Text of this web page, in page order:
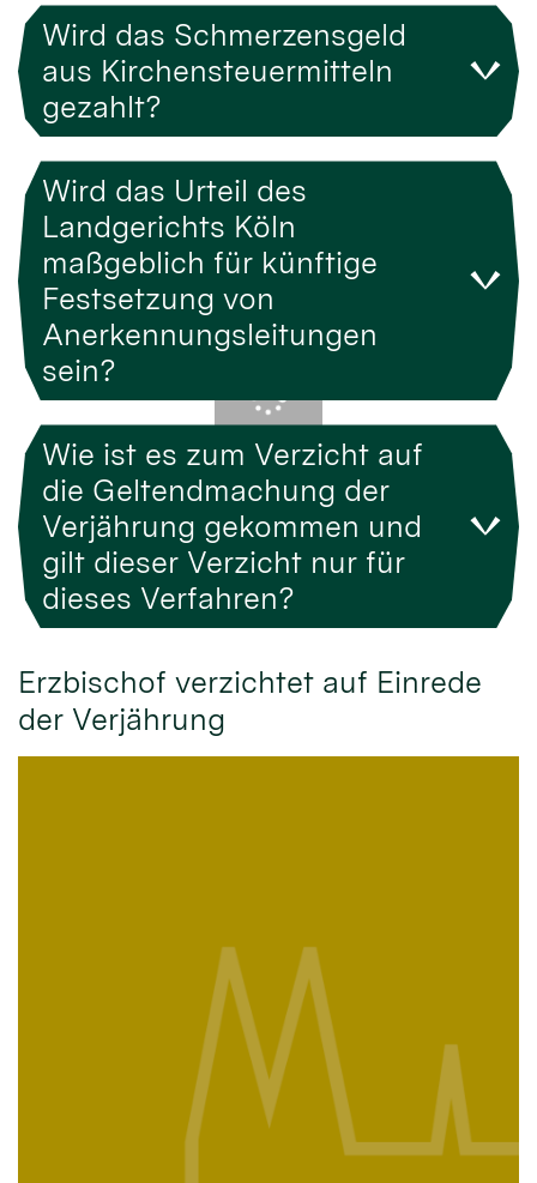
Wird das Schmerzensgeld
aus Kirchensteuermitteln
gezahlt?
Wird das Urteil des
Landgerichts Köln
maßgeblich für künftige
Festsetzung von
Anerkennungsleitungen
sein?
Wie ist es zum Verzicht auf
die Geltendmachung der
Verjährung gekommen und
gilt dieser Verzicht nur für
dieses Verfahren?
Erzbischof verzichtet auf Einrede
der Verjährung